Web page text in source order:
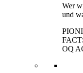
Wer
und
OQ